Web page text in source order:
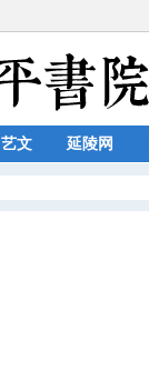
艺文 延陵网